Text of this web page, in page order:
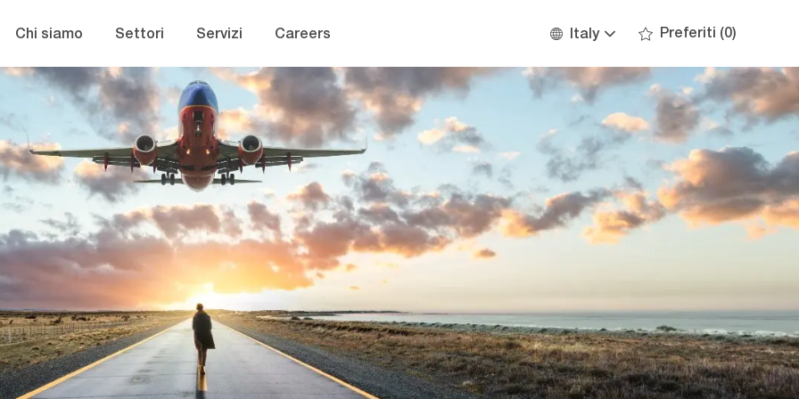
Chi siamo
Settori Servizi Careers
Language
Italian
Italy Preferiti (0)